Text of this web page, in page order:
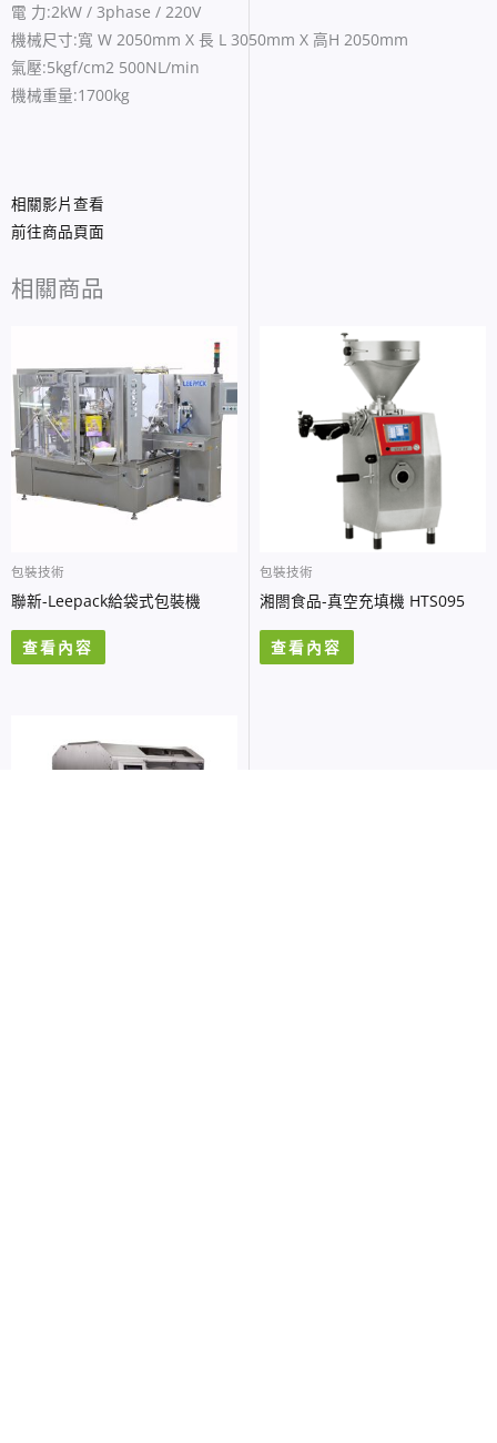
電 力:2kW / 3phase / 220V
機械尺寸:寬 W 2050mm X 長 L 3050mm X 高H 2050mm
氣壓:5kgf/cm2 500NL/min
機械重量:1700kg
相關影片查看
前往商品頁面
相關商品
包裝技術
聯新-Leepack給袋式包裝機
查看內容
包裝技術
湘閤食品-真空充填機 HTS095
查看內容